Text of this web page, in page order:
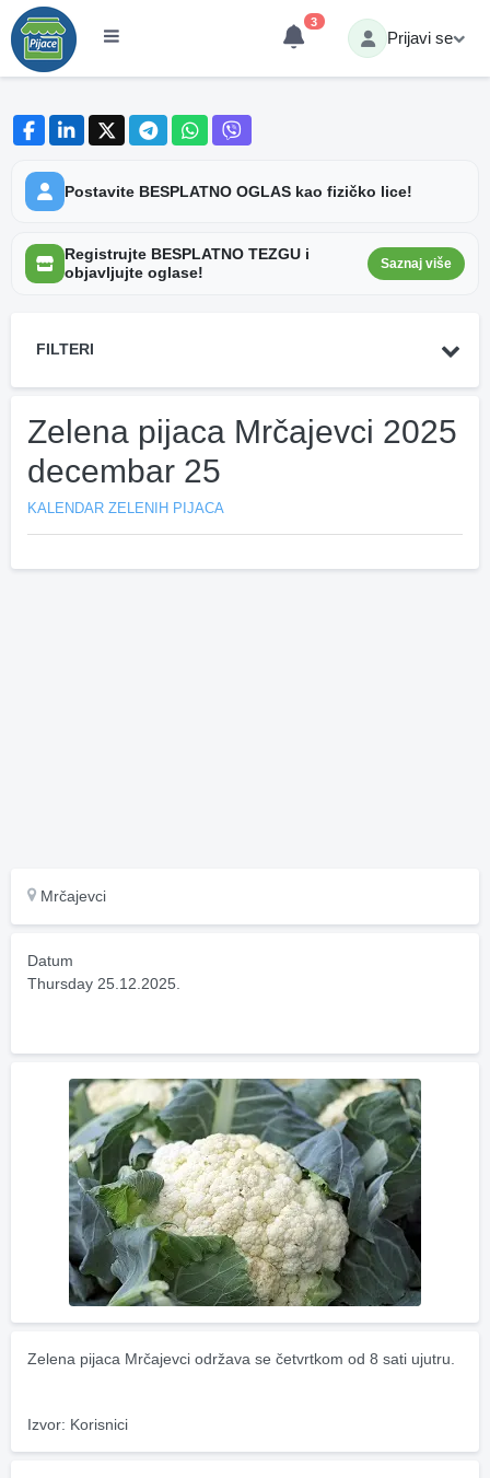
3
Prijavi se
Postavite BESPLATNO OGLAS kao fizičko lice!
Registrujte BESPLATNO TEZGU i
objavljujte oglase!
Saznaj više
FILTERI
Zelena pijaca Mrčajevci 2025
decembar 25
KALENDAR ZELENIH PIJACA
Mrčajevci
Datum
Thursday 25.12.2025.
Zelena pijaca Mrčajevci održava se četvrtkom od 8 sati ujutru.
Izvor: Korisnici